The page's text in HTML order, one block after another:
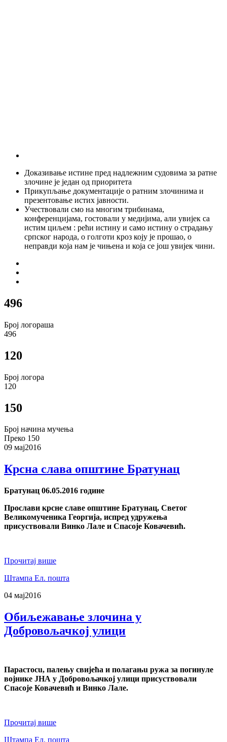
Доказивање истине пред надлежним судовима за ратне
злочине је један од приоритета
Прикупљање документације о ратним злочинима и
презентовање истих јавности.
Учествовали смо на многим трибинама,
конференцијама, гостовали у медијима, али увијек са
истим циљем : рећи истину и само истину о страдању
српског народа, о голготи кроз коју је прошао, о
неправди која нам је чињена и која се још увијек чини.
496
Број логораша
496
120
Број логора
120
150
Број начина мучења
Преко 150
09 мај2016
Крсна слава општине Братунац
Братунац 06.05.2016 године
Прослави крсне славе општине Братунац, Светог
Великомученика Георгија, испред удружења
присуствовали Винко Лале и Спасоје Ковачевић.
Прочитај више
Штампа Ел. пошта
04 мај2016
Обиљежавање злочина у
Добровољачкој улици
Парастосu, палењу свијећа и полагањu ружа за погинуле
војнике ЈНА у Добровољачкој улици присуствовали
Спасоје Ковачевић и Винко Лале.
Прочитај више
Штампа Ел. пошта